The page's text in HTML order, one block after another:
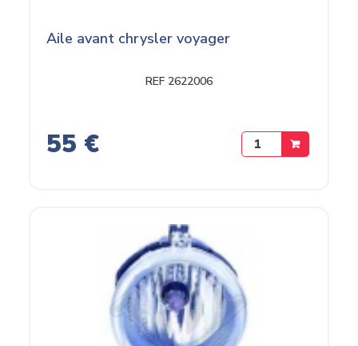
Aile avant chrysler voyager
REF 2622006
55 €